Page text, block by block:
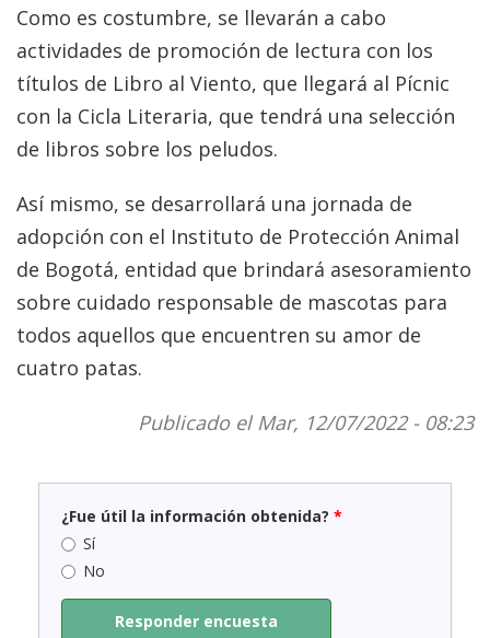
Como es costumbre, se llevarán a cabo
actividades de promoción de lectura con los
títulos de Libro al Viento, que llegará al Pícnic
con la Cicla Literaria, que tendrá una selección
de libros sobre los peludos.
Así mismo, se desarrollará una jornada de
adopción con el Instituto de Protección Animal
de Bogotá, entidad que brindará asesoramiento
sobre cuidado responsable de mascotas para
todos aquellos que encuentren su amor de
cuatro patas.
Publicado el Mar, 12/07/2022 - 08:23
¿Fue útil la información obtenida? *
Sí
No
Responder encuesta